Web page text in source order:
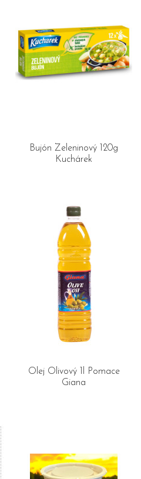
Bujón Zeleninový 120g
Kuchárek
Olej Olivový 1l Pomace
Giana